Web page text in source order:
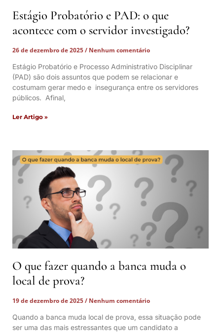
Estágio Probatório e PAD: o que
acontece com o servidor investigado?
26 de dezembro de 2025
Nenhum comentário
Estágio Probatório e Processo Administrativo Disciplinar
(PAD) são dois assuntos que podem se relacionar e
costumam gerar medo e insegurança entre os servidores
públicos. Afinal,
Ler Artigo »
O que fazer quando a banca muda o
local de prova?
19 de dezembro de 2025
Nenhum comentário
Quando a banca muda local de prova, essa situação pode
ser uma das mais estressantes que um candidato a